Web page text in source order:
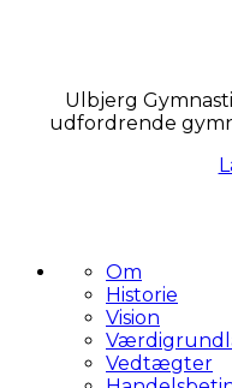
Ulbjerg
udfordrende
Om
Historie
Vision
Vedtægter